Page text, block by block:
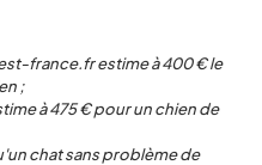
france.fr estime à 400 € le
;
à 475 € pour un chien de
chat sans problème de